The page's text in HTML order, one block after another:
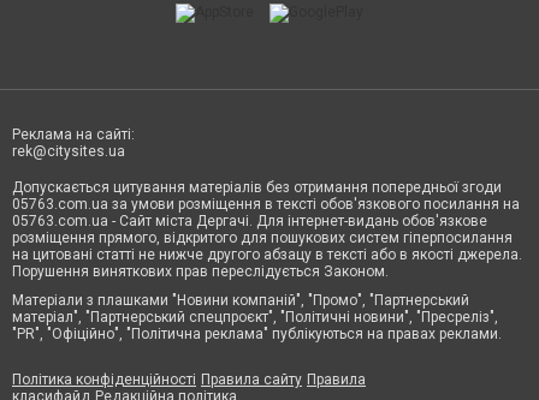
Реклама на сайті:
rek@citysites.ua
Допускається цитування матеріалів без отримання попередньої згоди
05763.com.ua за умови розміщення в тексті обов'язкового посилання на
05763.com.ua - Сайт міста Дергачі. Для інтернет-видань обов'язкове
розміщення прямого, відкритого для пошукових систем гіперпосилання
на цитовані статті не нижче другого абзацу в тексті або в якості джерела.
Порушення виняткових прав переслідується Законом.
Матеріали з плашками "Новини компаній", "Промо", "Партнерський
матеріал", "Партнерський спецпроєкт", "Політичні новини", "Пресреліз",
"PR", "Офіційно", "Політична реклама" публікуються на правах реклами.
Політика конфіденційності Правила сайту Правила
класифайд Редакційна політика